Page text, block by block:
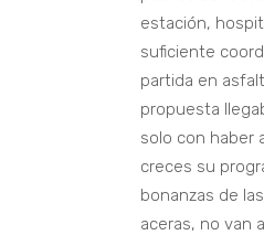
estación,
suficiente
partida en
propuesta
solo con haber
creces su
bonanzas de
aceras, no van